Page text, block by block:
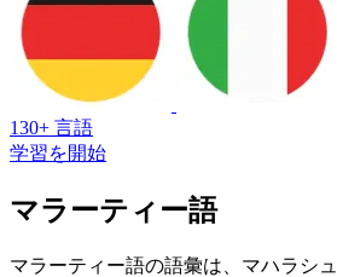
130+ 言語
学習を開始
マラーティー語
マラーティー語の語彙は、マハラシ